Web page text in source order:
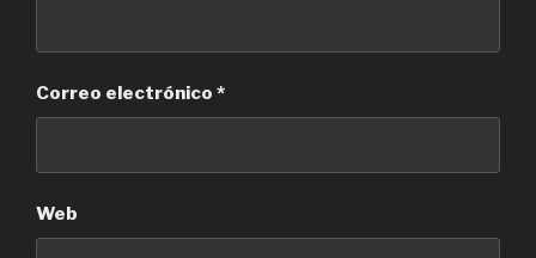
Correo electrónico *
Web